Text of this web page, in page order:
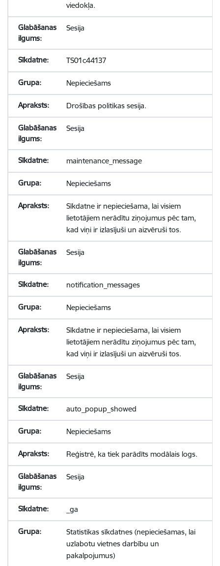
viedokļa.
Sesija
TS01c44137
Nepieciešams
Drošības politikas sesija.
Sesija
maintenance_message
Nepieciešams
Sīkdatne ir nepieciešama, lai visiem
lietotājiem nerādītu ziņojumus pēc tam,
kad viņi ir izlasījuši un aizvēruši tos.
Sesija
notification_messages
Nepieciešams
Sīkdatne ir nepieciešama, lai visiem
lietotājiem nerādītu ziņojumus pēc tam,
kad viņi ir izlasījuši un aizvēruši tos.
Sesija
auto_popup_showed
Nepieciešams
Reģistrē, ka tiek parādīts modālais logs.
Sesija
_ga
Statistikas sīkdatnes (nepieciešamas, lai
uzlabotu vietnes darbību un
pakalpojumus)